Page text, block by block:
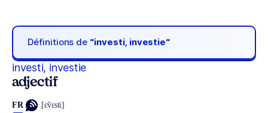
Définitions de “investi, investie“
investi, investie
adjectif
FR [ɛ̃vɛsti]